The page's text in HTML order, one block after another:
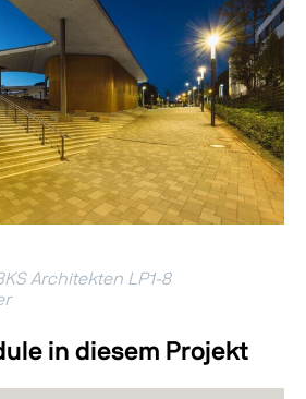
Architekten LP1-8
in diesem Projekt